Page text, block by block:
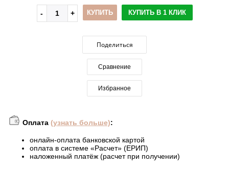
КУПИТЬ КУПИТЬ В 1 КЛИК
Поделиться
Сравнение
Избранное
Оплата (узнать больше):
онлайн-оплата банковской картой
оплата в системе «Расчет» (ЕРИП)
наложенный платёж (расчет при получении)